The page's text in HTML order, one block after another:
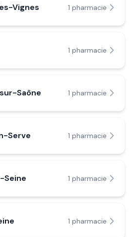
Vignes 1 pharmacie
1 pharmacie
Saône 1 pharmacie
Serve 1 pharmacie
Seine 1 pharmacie
1 pharmacie